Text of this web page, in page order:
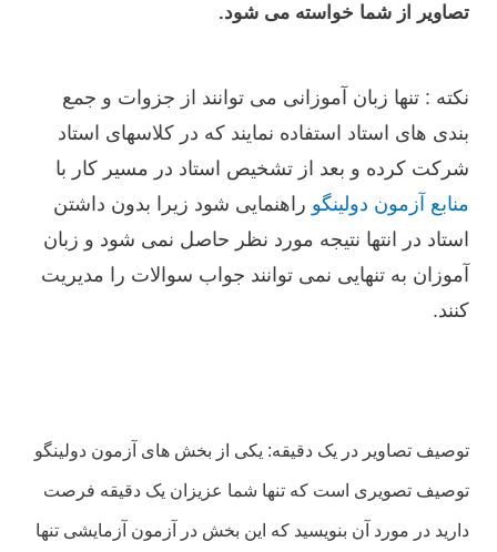
تصاویر از شما خواسته می شود.
نکته : تنها زبان آموزانی می توانند از جزوات و جمع
بندی های استاد استفاده نمایند که در کلاسهای استاد
شرکت کرده و بعد از تشخیص استاد در مسیر کار با
منابع آزمون دولینگو راهنمایی شود زیرا بدون داشتن
استاد در انتها نتیجه مورد نظر حاصل نمی شود و زبان
آموزان به تنهایی نمی توانند جواب سوالات را مدیریت
کنند.
توصیف تصاویر در یک دقیقه: یکی از بخش های آزمون دولینگو
توصیف تصویری است که تنها شما عزیزان یک دقیقه فرصت
دارید در مورد آن بنویسید که این بخش در آزمون آزمایشی تنها